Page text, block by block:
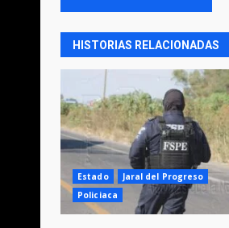
HISTORIAS RELACIONADAS
Estado
Jaral del Progreso
Policiaca